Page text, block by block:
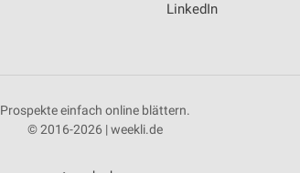
LinkedIn
Prospekte einfach online blättern.
© 2016-2026 | weekli.de